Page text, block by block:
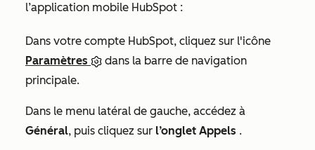
l’application mobile HubSpot :
Dans votre compte HubSpot, cliquez sur l'icône
Paramètres
dans la barre de navigation
principale.
Dans le menu latéral de gauche, accédez à
Général, puis cliquez sur l’onglet Appels .